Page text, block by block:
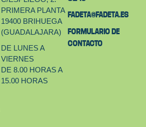
PRIMERA PLANTA
19400 BRIHUEGA
(GUADALAJARA)
DE LUNES A
VIERNES
DE 8.00 HORAS A
15.00 HORAS
FADETA@FADETA.ES
FORMULARIO DE
CONTACTO